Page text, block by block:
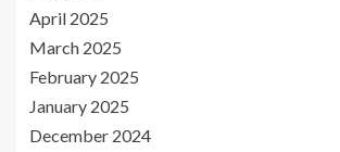
April 2025
March 2025
February 2025
January 2025
December 2024